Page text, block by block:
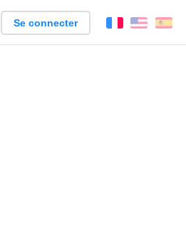
Se connecter FrançaisEnglish